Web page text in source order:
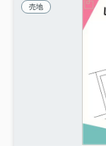
売地